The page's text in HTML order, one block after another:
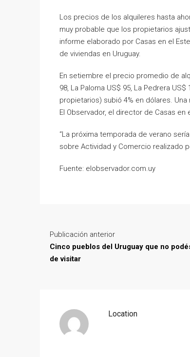
Los precios de los alquileres hasta
muy probable que los propietarios
informe elaborado por Casas en el
de viviendas en Uruguay.
En setiembre el precio promedio de
98, La Paloma US$ 95, La Pedrera
propietarios) subió 4% en dólares.
El Observador, el director de Casas en
“La próxima temporada de verano
sobre Actividad y Comercio realizado
Fuente: elobservador.com.uy
Publicación anterior
Cinco pueblos del Uruguay que no
de visitar
Location